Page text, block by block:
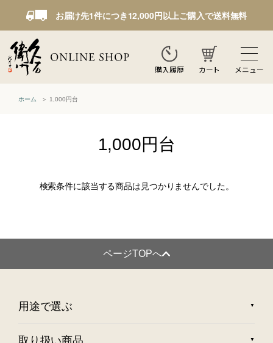
お届け先1件につき12,000円以上ご購入で送料無料
購入履歴 カート メニュー
ホーム 1,000円台
1,000円台
検索条件に該当する商品は見つかりませんでした。
ページTOPへ
用途で選ぶ
取り扱い商品